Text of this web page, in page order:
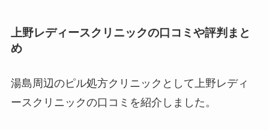
上野レディースクリニックの口コミや評判まと
め
湯島周辺のピル処方クリニックとして上野レディ
ースクリニックの口コミを紹介しました。